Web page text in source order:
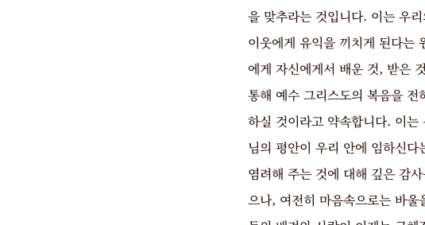
을 맞추라는 것입니다. 이는 우
이웃에게 유익을 끼치게 된다는
에게 자신에게서 배운 것, 받은
통해 예수 그리스도의 복음을 전
하실 것이라고 약속합니다. 이
님의 평안이 우리 안에 임하신
염려해 주는 것에 대해 깊은 감
으나, 여전히 마음속으로는 바